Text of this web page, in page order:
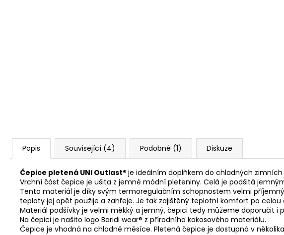
Popis Související (4) Podobné (1) Diskuze
Čepice pletená UNI Outlast® je ideálním doplňkem do chladných
Vrchní část čepice je ušita z jemné módní pleteniny. Celá je podšitá
Tento materiál je díky svým termoregulačním schopnostem velmi
teploty jej opět použije a zahřeje. Je tak zajištěný teplotní komfort po celou
Materiál podšívky je velmi měkký a jemný, čepici tedy můžeme doporučit i
Na čepici je našito logo Baridi wear® z přírodního kokosového materiálu.
Čepice je vhodná na chladné měsíce. Pletená čepice je dostupná v